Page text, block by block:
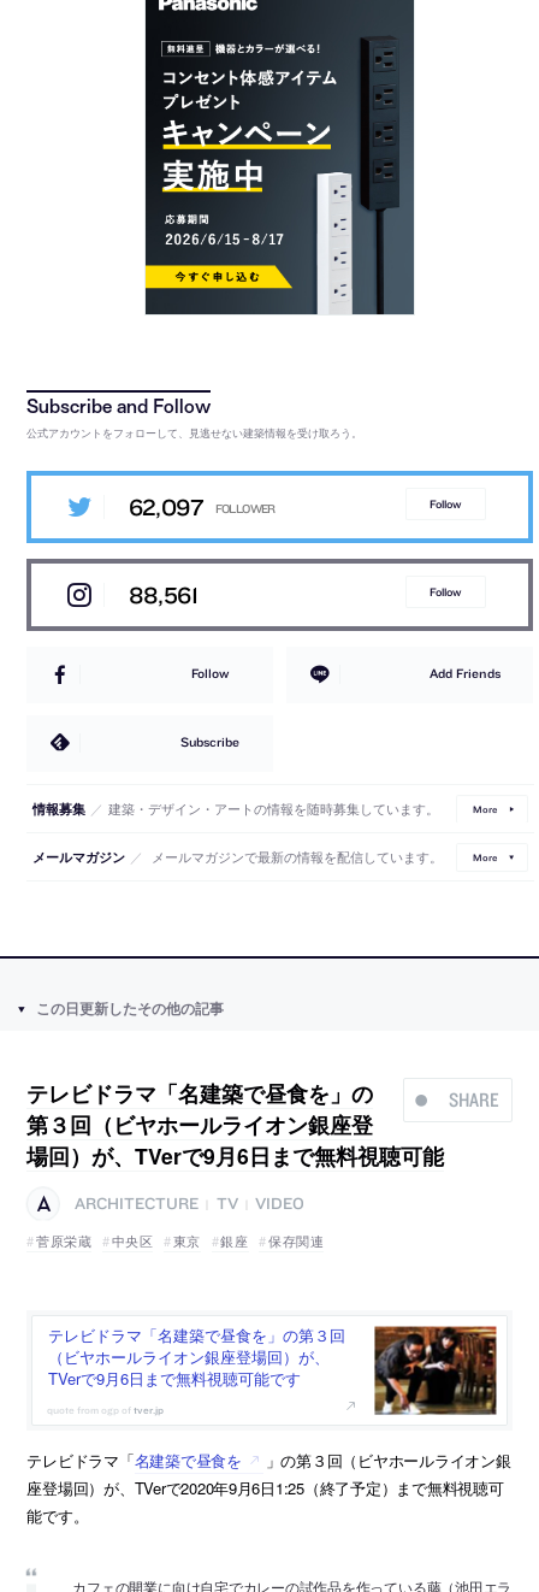
公式アカウントをフォローして、見逃せない建築情報を受け取ろう。
62,097 Follow
88,561 Follow
Follow Add Friends
Subscribe
情報募集 ／ 建築・デザイン・アートの情報を随時募集しています。 More
メールマガジン ／ メールマガジンで最新の情報を配信しています。 More
この日更新したその他の記事
SHARE
テレビドラマ「名建築で昼食を」の
第３回（ビヤホールライオン銀座登
場回）が、TVerで9月6日まで無料視聴可能
ARCHITECTURE TV
VIDEO
菅原栄蔵
中央区 東京 銀座 保存関連
テレビドラマ「名建築で昼食を」の第３回
（ビヤホールライオン銀座登場回）が、
TVerで9月6日まで無料視聴可能です
tver.jp
テレビドラマ「名建築で昼食を
」の第３回（ビヤホールライオン銀
座登場回）が、TVerで2020年9月6日1:25（終了予定）まで無料視聴可
能です。
カフェの開業に向け自宅でカレーの試作品を作っている藤（池田エラ